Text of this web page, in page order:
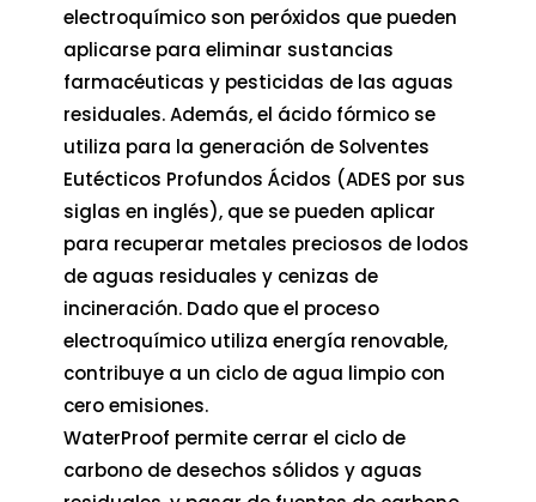
electroquímico son peróxidos que pueden
aplicarse para eliminar sustancias
farmacéuticas y pesticidas de las aguas
residuales. Además, el ácido fórmico se
utiliza para la generación de Solventes
Eutécticos Profundos Ácidos (ADES por sus
siglas en inglés), que se pueden aplicar
para recuperar metales preciosos de lodos
de aguas residuales y cenizas de
incineración. Dado que el proceso
electroquímico utiliza energía renovable,
contribuye a un ciclo de agua limpio con
cero emisiones.
WaterProof permite cerrar el ciclo de
carbono de desechos sólidos y aguas